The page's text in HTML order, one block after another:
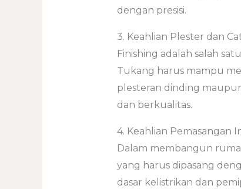
dengan presisi.
3. Keahlian Plester dan
Finishing adalah salah
Tukang harus mampu
plesteran dinding
dan berkualitas.
4. Keahlian Pemasangan
Dalam membangun
yang harus dipasang
dasar kelistrikan dan